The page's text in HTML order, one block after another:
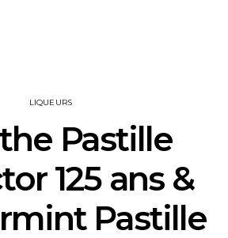
LIQUEURS
Pastille
125 ans &
Pastille